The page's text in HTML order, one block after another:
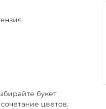
букет
цветов.